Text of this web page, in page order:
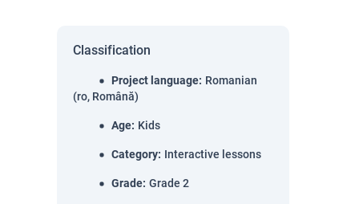
Classification
Project language: Romanian
(ro, Română)
Age: Kids
Category: Interactive lessons
Grade: Grade 2